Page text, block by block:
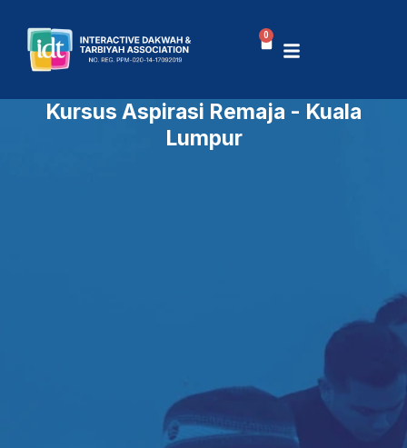
content
0
Cart
Kursus Aspirasi Remaja - Kuala
Lumpur